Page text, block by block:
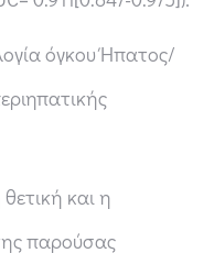
όγκου Ήπατος/
και η
παρούσας